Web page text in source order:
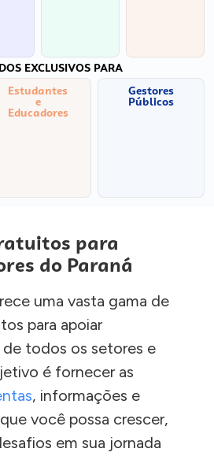
EXCLUSIVOS PARA
Estudantes
e
Educadores
Gestores
Públicos
para
do Paraná
uma vasta gama de
para apoiar
todos os setores e
é fornecer as
, informações e
você possa crescer,
em sua jornada